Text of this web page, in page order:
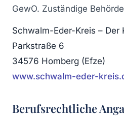
GewO. Zuständige
Schwalm-Eder-Kreis – Der
Parkstraße 6
34576 Homberg (Efze)
www.schwalm-eder-
Berufsrechtliche